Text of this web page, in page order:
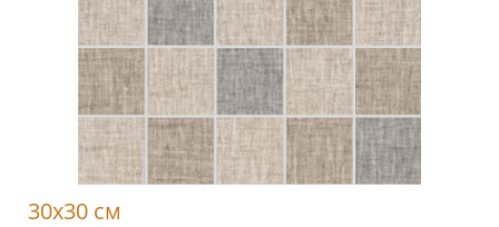
30x30 см